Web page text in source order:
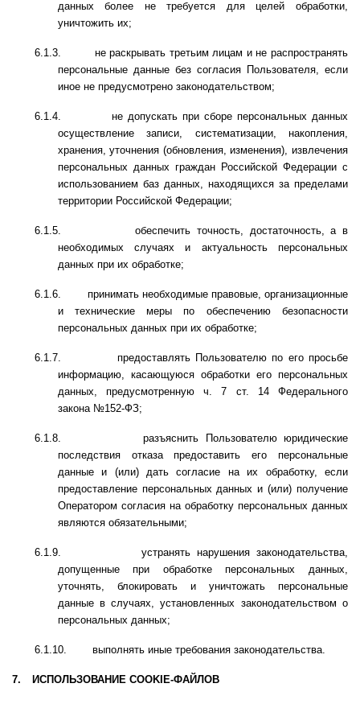
данных более не требуется для целей обработки,
уничтожить их;
6.1.3.
не раскрывать третьим лицам и не распространять
персональные данные без согласия Пользователя, если
иное не предусмотрено законодательством;
6.1.4.
не допускать при сборе персональных данных
осуществление записи, систематизации, накопления,
хранения, уточнения (обновления, изменения), извлечения
персональных данных граждан Российской Федерации с
использованием баз данных, находящихся за пределами
территории Российской Федерации;
6.1.5.
обеспечить точность, достаточность, а в
необходимых случаях и актуальность персональных
данных при их обработке;
6.1.6.
принимать необходимые правовые, организационные
и технические меры по обеспечению безопасности
персональных данных при их обработке;
6.1.7.
предоставлять Пользователю по его просьбе
информацию, касающуюся обработки его персональных
данных, предусмотренную ч. 7 ст. 14 Федерального
закона №152-ФЗ;
6.1.8.
разъяснить Пользователю юридические
последствия отказа предоставить его персональные
данные и (или) дать согласие на их обработку, если
предоставление персональных данных и (или) получение
Оператором согласия на обработку персональных данных
являются обязательными;
6.1.9.
устранять нарушения законодательства,
допущенные при обработке персональных данных,
уточнять, блокировать и уничтожать персональные
данные в случаях, установленных законодательством о
персональных данных;
6.1.10. выполнять иные требования законодательства.
7. ИСПОЛЬЗОВАНИЕ COOKIE-ФАЙЛОВ